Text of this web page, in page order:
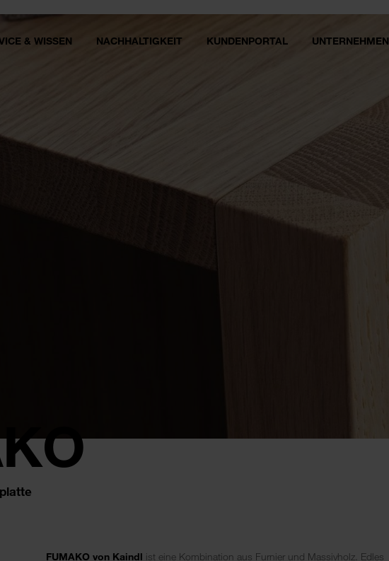
& WISSEN NACHHALTIGKEIT KUNDENPORTAL UNTERNEHMEN
FUMAKO von Kaindl ist eine Kombination aus Furnier und Massivholz. Edles